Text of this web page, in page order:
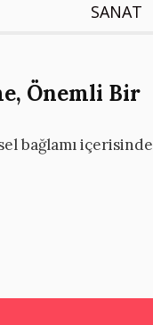
SANAT
Önemli Bir
bağlamı içerisinde